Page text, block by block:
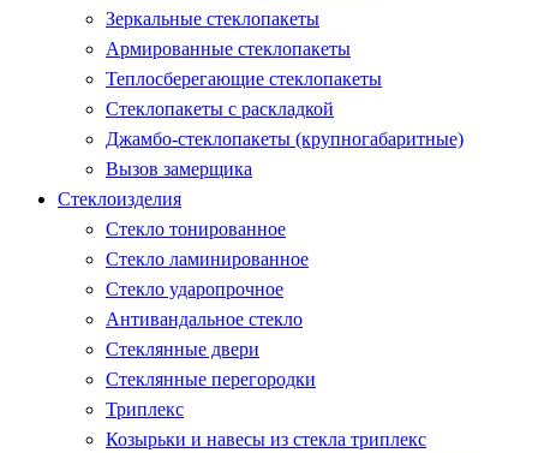
Зеркальные стеклопакеты
Армированные стеклопакеты
Теплосберегающие стеклопакеты
Стеклопакеты с раскладкой
Джамбо-стеклопакеты (крупногабаритные)
Вызов замерщика
Стеклоизделия
Стекло тонированное
Стекло ламинированное
Стекло ударопрочное
Антивандальное стекло
Стеклянные двери
Стеклянные перегородки
Триплекс
Козырьки и навесы из стекла триплекс